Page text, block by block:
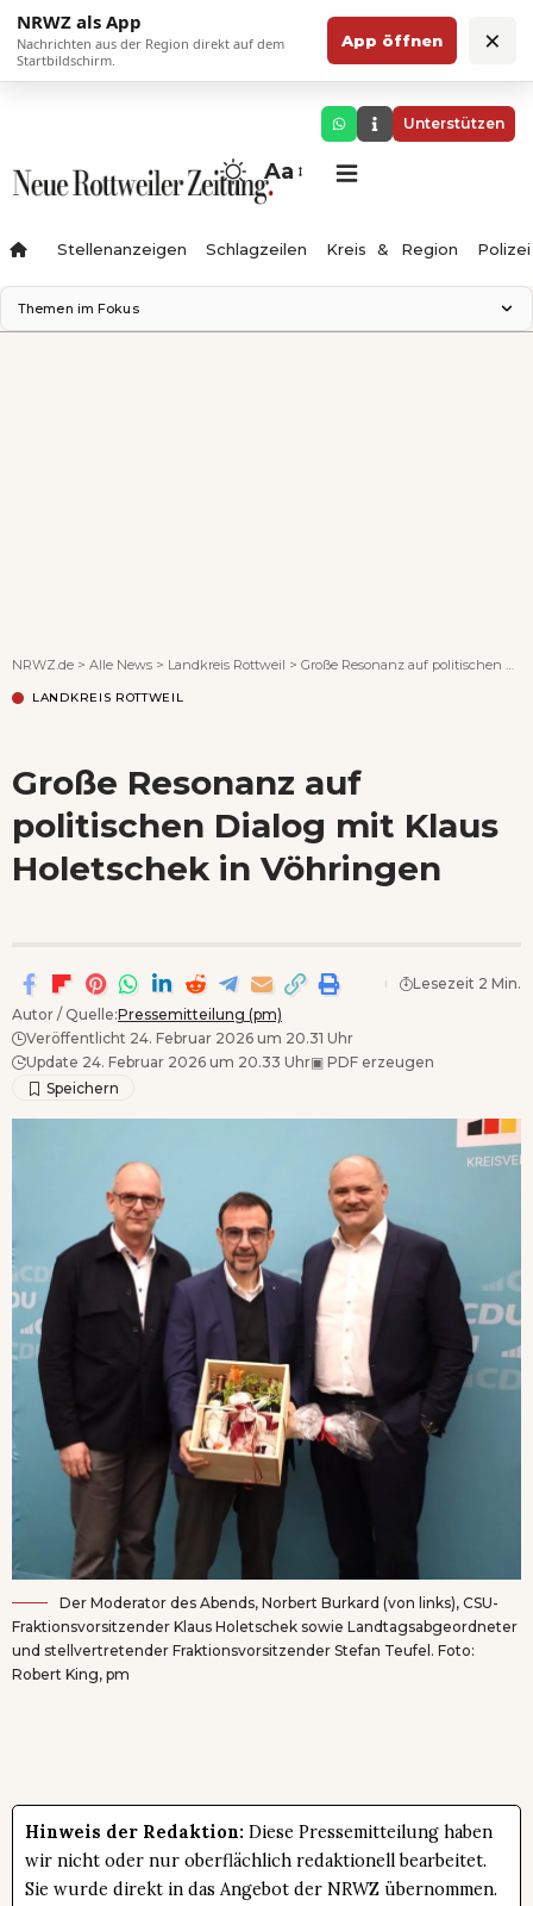
NRWZ als App
Nachrichten aus der Region direkt auf dem
Startbildschirm.
App öffnen ×
Unterstützen
Aa
Stellenanzeigen Schlagzeilen Kreis & Region Polizei
Themen im Fokus
NRWZ.de > Alle News > Landkreis Rottweil > Große Resonanz auf politischen Dialog mit Klaus Holetschek in Vöhringen
LANDKREIS ROTTWEIL
Große Resonanz auf
politischen Dialog mit Klaus
Holetschek in Vöhringen
Autor / Quelle:Pressemitteilung (pm)
Veröffentlicht 24. Februar 2026 um 20.31 Uhr
Update 24. Februar 2026 um 20.33 Uhr▣ PDF erzeugen
Lesezeit 2 Min.
Der Moderator des Abends, Norbert Burkard (von links), CSU-
Fraktionsvorsitzender Klaus Holetschek sowie Landtagsabgeordneter
und stellvertretender Fraktionsvorsitzender Stefan Teufel. Foto:
Robert King, pm
Hinweis der Redaktion: Diese Pressemitteilung haben
wir nicht oder nur oberflächlich redaktionell bearbeitet.
Sie wurde direkt in das Angebot der NRWZ übernommen.